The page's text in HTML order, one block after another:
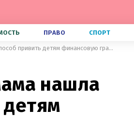
ПРАВО СПОРТ
Такому в школе не научат: мама нашла интересный способ привить детям финансовую грамотность
нашла